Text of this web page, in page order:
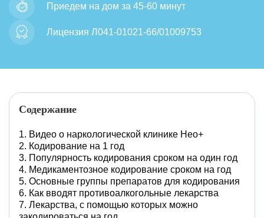
Приедем на дом за 45-60 минут
Лицензия Л041-01021-66/01009753
Содержание
Видео о наркологической клинике Нео+
Кодирование на 1 год
Популярность кодирования сроком на один год
Медикаментозное кодирование сроком на год
Основные группы препаратов для кодирования
Как вводят противоалкогольные лекарства
Лекарства, с помощью которых можно